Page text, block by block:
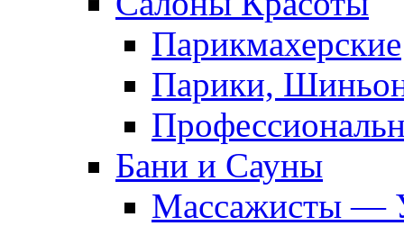
Парикмахерские
Парики,
Бани и Сауны
Массажисты —